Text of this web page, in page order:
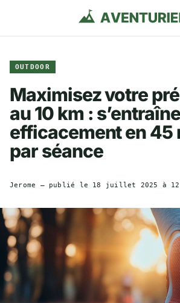
OUTDOOR
Maximisez votre
au 10 km :
efficacement en 45
par séance
Jerome — publié le 18 juillet 2025 à